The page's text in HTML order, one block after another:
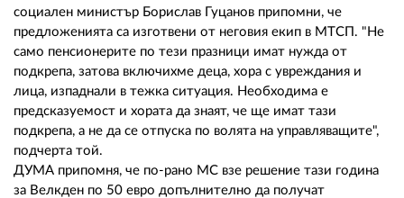
социален министър Борислав Гуцанов припомни, че
предложенията са изготвени от неговия екип в МТСП. "Не
само пенсионерите по тези празници имат нужда от
подкрепа, затова включихме деца, хора с увреждания и
лица, изпаднали в тежка ситуация. Необходима е
предсказуемост и хората да знаят, че ще имат тази
подкрепа, а не да се отпуска по волята на управляващите",
подчерта той.
ДУМА припомня, че по-рано МС взе решение тази година
за Велкден по 50 евро допълнително да получат